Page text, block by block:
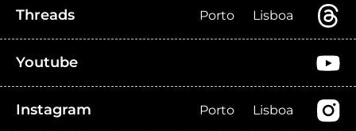
Threads Porto Lisboa
Youtube
Instagram Porto Lisboa